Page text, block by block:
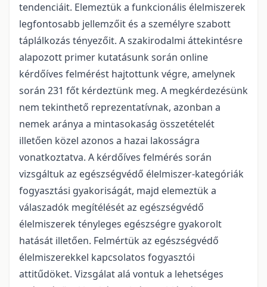
tendenciáit. Elemeztük a funkcionális élelmiszerek
legfontosabb jellemzőit és a személyre szabott
táplálkozás tényezőit. A szakirodalmi áttekintésre
alapozott primer kutatásunk során online
kérdőíves felmérést hajtottunk végre, amelynek
során 231 főt kérdeztünk meg. A megkérdezésünk
nem tekinthető reprezentatívnak, azonban a
nemek aránya a mintasokaság összetételét
illetően közel azonos a hazai lakosságra
vonatkoztatva. A kérdőíves felmérés során
vizsgáltuk az egészségvédő élelmiszer-kategóriák
fogyasztási gyakoriságát, majd elemeztük a
válaszadók megítélését az egészségvédő
élelmiszerek tényleges egészségre gyakorolt
hatását illetően. Felmértük az egészségvédő
élelmiszerekkel kapcsolatos fogyasztói
attitűdöket. Vizsgálat alá vontuk a lehetséges